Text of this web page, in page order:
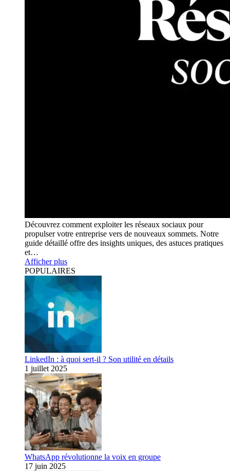
Découvrez comment exploiter les réseaux sociaux pour
propulser votre entreprise vers de nouveaux sommets. Notre
guide détaillé offre des insights uniques, des astuces pratiques
et…
Afficher plus
POPULAIRES
LinkedIn : à quoi sert-il ? Son utilité en détails
1 juillet 2025
WhatsApp révolutionne la voix en groupe
17 juin 2025